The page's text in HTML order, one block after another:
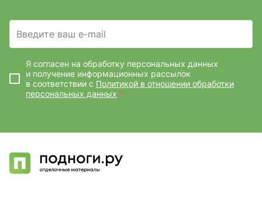
Введите ваш e-mail
Я согласен на обработку персональных данных
и получение информационных рассылок
в соответствии с Политикой в отношении обработки
персональных данных *